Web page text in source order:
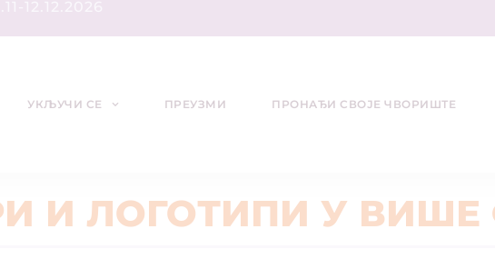
УКЉУЧИ СЕ ПРЕУЗМИ ПРОНАЂИ СВОЈЕ ЧВОРИШТЕ
И ЛОГОТИПИ У